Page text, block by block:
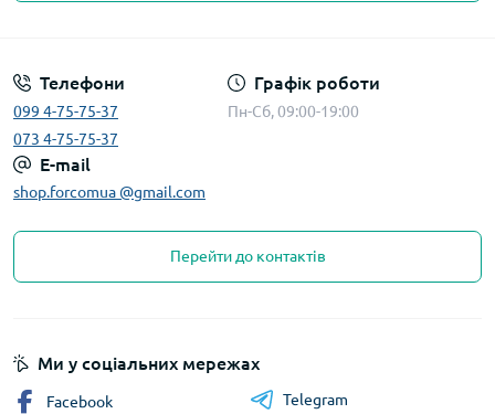
Телефони
099 4-75-75-37
073 4-75-75-37
Графік роботи
Пн-Сб, 09:00-19:00
E-mail
shop.forcomua @gmail.com
Перейти до контактів
Ми у соціальних мережах
Facebook
Telegram